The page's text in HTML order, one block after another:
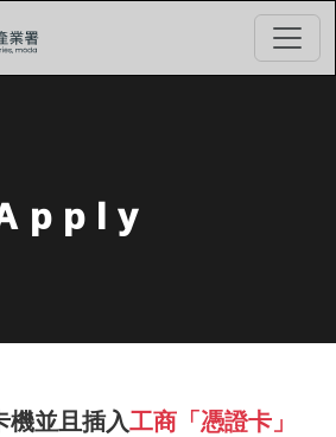
機並且插入工商「憑證卡」